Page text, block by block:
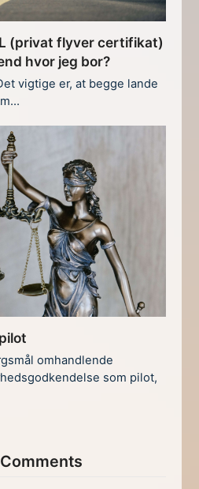
(privat flyver certifikat)
hvor jeg bor?
vigtige er, at begge lande
omhandlende
som pilot,